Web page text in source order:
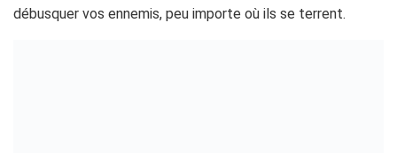
débusquer vos ennemis, peu importe où ils se terrent.